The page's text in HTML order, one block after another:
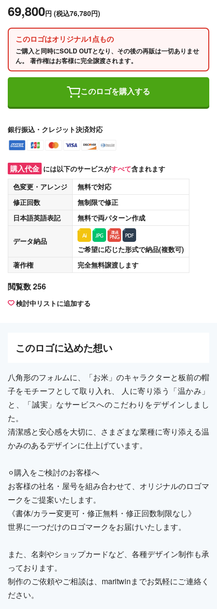
69,800円 (税込76,780円)
このロゴはオリジナル1点もの
ご購入と同時にSOLD OUTとなり、その後の再販は一切ありませ
ん。 著作権はお客様に完全譲渡されます。
このロゴを購入する
銀行振込・クレジット決済対応
購入代金 には以下のサービスがすべて含まれます
色変更・アレンジ
無料で対応
修正回数
無制限で修正
日本語英語表記
無料で両パターン作成
データ納品
ご希望に応じた形式で納品(複数可)
著作権
完全無料譲渡します
閲覧数 256
検討中リストに追加する
このロゴに込めた想い
八角形のフォルムに、「お米」のキャラクターと板前の帽
子をモチーフとして取り入れ、 人に寄り添う「温かみ」
と、「誠実」なサービスへのこだわりをデザインしまし
た。
清潔感と安心感を大切に、さまざまな業種に寄り添える温
かみのあるデザインに仕上げています。
⚪︎購入をご検討のお客様へ
お客様の社名・屋号を組み合わせて、オリジナルのロゴマ
ークをご提案いたします。
《書体/カラー変更可・修正無料・修正回数制限なし》
世界に一つだけのロゴマークをお届けいたします。
また、名刺やショップカードなど、各種デザイン制作も承
っております。
制作のご依頼やご相談は、maritwinまでお気軽にご連絡く
ださい。